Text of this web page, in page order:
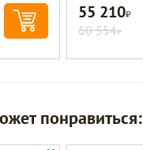
55 210Р
60 554Р
понравиться: